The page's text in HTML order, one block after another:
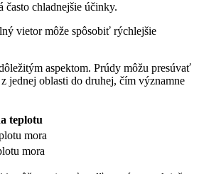
často chladnejšie účinky.
vietor môže spôsobiť rýchlejšie
aspektom. Prúdy môžu presúvať
jednej oblasti do druhej, čím významne
teplotu
mora
mora